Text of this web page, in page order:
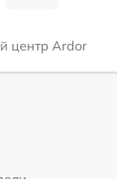
центр Ardor